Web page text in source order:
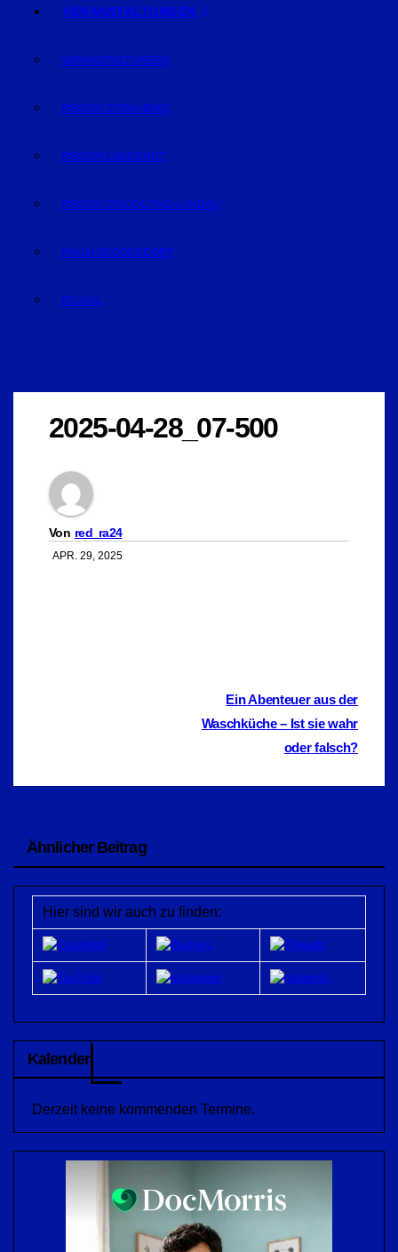
VERANSTALTUNGEN
VERANSTALTUNGEN
REGION STRAUBING
REGION LANDSHUT
REGION DINGOLFING-LANDAU
RAUM DEGGENDORF
BLUVAL
2025-04-28_07-500
Von red_ra24
APR. 29, 2025
BeitragsnavigationEin Abenteuer aus der
Waschküche – Ist sie wahr
oder falsch?
Ähnlicher Beitrag
Hier sind wir auch zu finden:
Kalender
Derzeit keine kommenden Termine.